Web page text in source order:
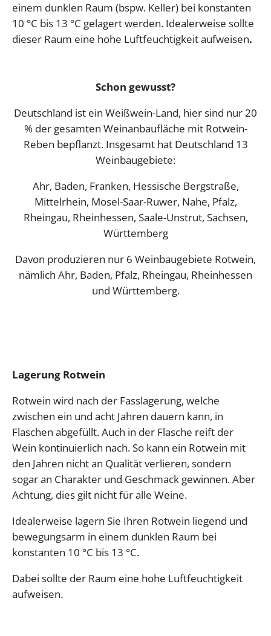
einem dunklen Raum (bspw. Keller) bei konstanten
10 °C bis 13 °C gelagert werden. Idealerweise sollte
dieser Raum eine hohe Luftfeuchtigkeit aufweisen.
Schon gewusst?
Deutschland ist ein Weißwein-Land, hier sind nur 20
% der gesamten Weinanbaufläche mit Rotwein-
Reben bepflanzt. Insgesamt hat Deutschland 13
Weinbaugebiete:
Ahr, Baden, Franken, Hessische Bergstraße,
Mittelrhein, Mosel-Saar-Ruwer, Nahe, Pfalz,
Rheingau, Rheinhessen, Saale-Unstrut, Sachsen,
Württemberg
Davon produzieren nur 6 Weinbaugebiete Rotwein,
nämlich Ahr, Baden, Pfalz, Rheingau, Rheinhessen
und Württemberg.
Lagerung Rotwein
Rotwein wird nach der Fasslagerung, welche
zwischen ein und acht Jahren dauern kann, in
Flaschen abgefüllt. Auch in der Flasche reift der
Wein kontinuierlich nach. So kann ein Rotwein mit
den Jahren nicht an Qualität verlieren, sondern
sogar an Charakter und Geschmack gewinnen. Aber
Achtung, dies gilt nicht für alle Weine.
Idealerweise lagern Sie Ihren Rotwein liegend und
bewegungsarm in einem dunklen Raum bei
konstanten 10 °C bis 13 °C.
Dabei sollte der Raum eine hohe Luftfeuchtigkeit
aufweisen.